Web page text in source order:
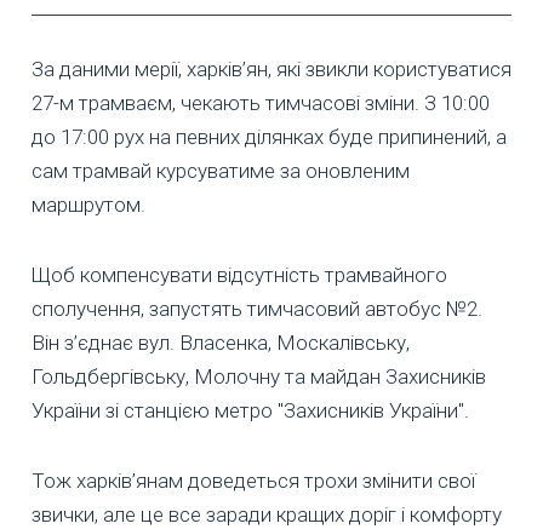
За даними мерії, харків’ян, які звикли користуватися
27-м трамваєм, чекають тимчасові зміни. З 10:00
до 17:00 рух на певних ділянках буде припинений, а
сам трамвай курсуватиме за оновленим
маршрутом.
Щоб компенсувати відсутність трамвайного
сполучення, запустять тимчасовий автобус №2.
Він з’єднає вул. Власенка, Москалівську,
Гольдбергівську, Молочну та майдан Захисників
України зі станцією метро "Захисників України".
Тож харків’янам доведеться трохи змінити свої
звички, але це все заради кращих доріг і комфорту